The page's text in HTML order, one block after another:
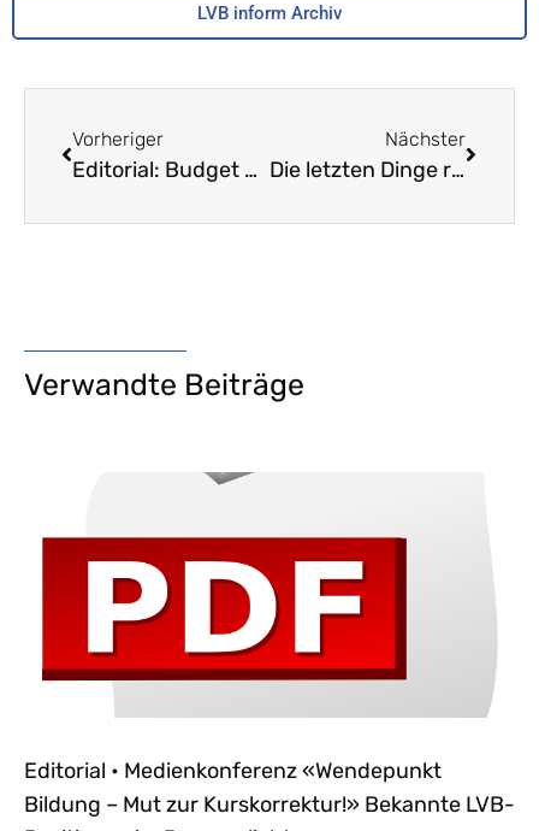
LVB inform Archiv
Vorheriger
Editorial: Budget 2011 – Sparen an der Schule
Nächster
Die letzten Dinge rechtzeitig regeln
Verwandte Beiträge
Editorial • Medienkonferenz «Wendepunkt
Bildung – Mut zur Kurskorrektur!» Bekannte LVB-